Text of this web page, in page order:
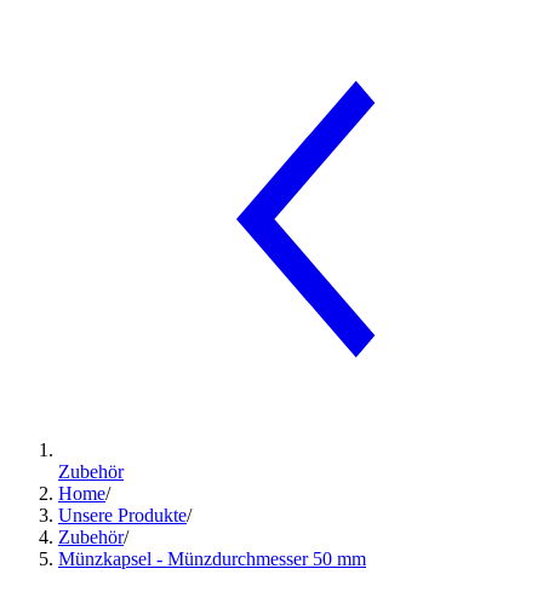
Zubehör
Home/
Unsere Produkte/
Zubehör/
Münzkapsel - Münzdurchmesser 50 mm